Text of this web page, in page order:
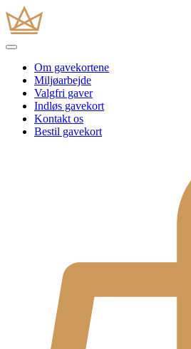
Om gavekortene
Miljøarbejde
Valgfri gaver
Indløs gavekort
Kontakt os
Bestil gavekort